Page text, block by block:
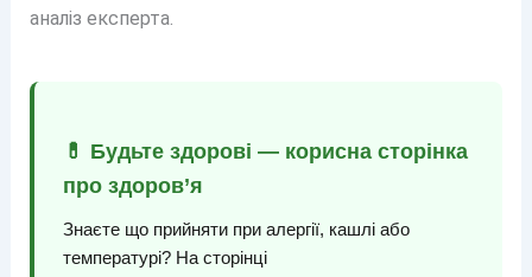
аналіз експерта.
💊 Будьте здорові — корисна сторінка
про здоров’я
Знаєте що прийняти при алергії, кашлі або
температурі? На сторінці